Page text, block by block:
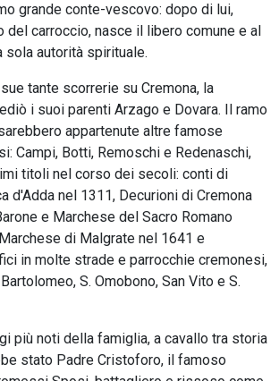
grande conte-vescovo: dopo di lui,
del carroccio, nasce il libero comune e al
sola autorità spirituale.
tante scorrerie su Cremona, la
i suoi parenti Arzago e Dovara. Il ramo
appartenute altre famose
Campi, Botti, Remoschi e Redenaschi,
titoli nel corso dei secoli: conti di
d'Adda nel 1311, Decurioni di Cremona
e Marchese del Sacro Romano
di Malgrate nel 1641 e
in molte strade e parrocchie cremonesi,
S. Omobono, San Vito e S.
più noti della famiglia, a cavallo tra storia
stato Padre Cristoforo, il famoso